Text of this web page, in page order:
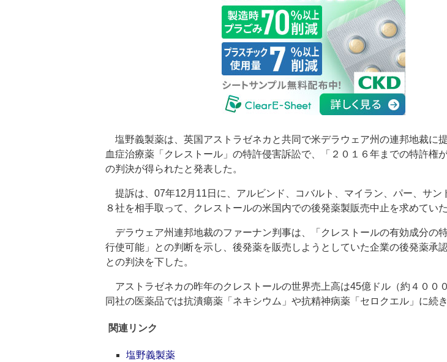
塩野義製薬は、英国アストラゼネカと共同で米デラウェア州の連邦地裁に
血症治療薬「クレストール」の特許侵害訴訟で、「２０１６年までの特許権
の判決が得られたと発表した。
提訴は、07年12月11日に、アルビンド、コバルト、マイラン、パー、サン
８社を相手取って、クレストールの米国内での後発薬製販売中止を求めていた
デラウェア州連邦地裁のファーナン判事は、「クレストールの有効成分の
行使可能」との判断を示し、後発薬を販売しようとしていた企業の後発薬承
との判決を下した。
アストラゼネカの昨年のクレストールの世界売上高は45億ドル（約４００
同社の医薬品では抗潰瘍薬「ネキシウム」や抗精神病薬「セロクエル」に続き
関連リンク
塩野義製薬